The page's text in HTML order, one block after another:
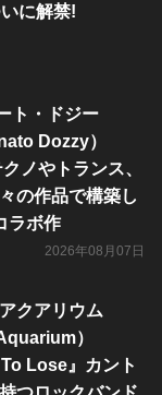
に解禁!
ト・ドジー
Dozzy）
ノやトランス、
の作品で構築し
ラボ作
2026年08月07日
クアリウム
）
To Lose』カント